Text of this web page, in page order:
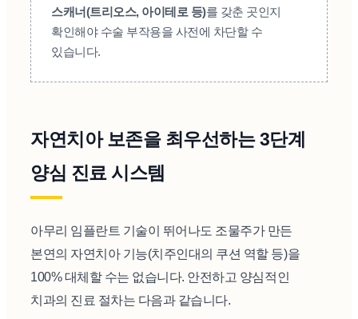
스캐너(트리오스, 아이테로 등)를 갖춘 곳인지
확인해야 수술 부작용을 사전에 차단할 수
있습니다.
자연치아 보존을 최우선하는 3단계
양심 진료 시스템
아무리 임플란트 기술이 뛰어나도 조물주가 만든
본연의 자연치아 기능(치주인대의 쿠션 역할 등)을
100% 대체할 수는 없습니다. 안전하고 양심적인
치과의 진료 절차는 다음과 같습니다.